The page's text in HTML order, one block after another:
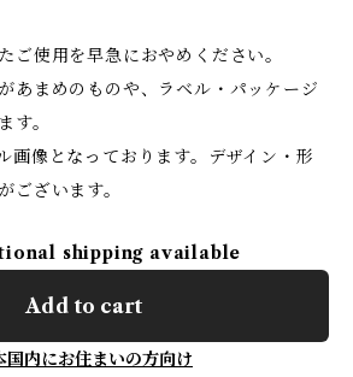
ご使用を早急におやめください。
あまめのものや、ラベル・パッケージ
す。
画像となっております。デザイン・形
ございます。
shipping available
Add to cart
国内にお住まいの方向け